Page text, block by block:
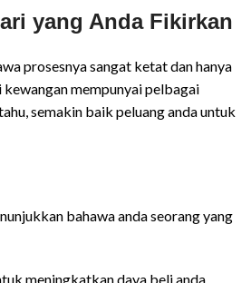
yang Anda Fikirkan
prosesnya sangat ketat dan hanya
mempunyai pelbagai
semakin baik peluang anda untuk
bahawa anda seorang yang
meningkatkan daya beli anda.